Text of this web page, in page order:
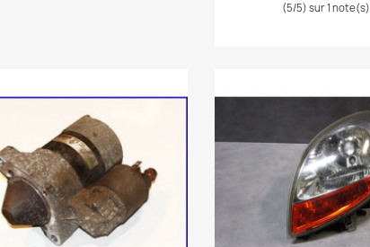
(5/5) sur 1 note(s)